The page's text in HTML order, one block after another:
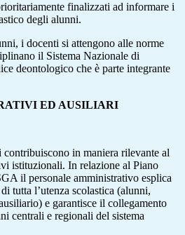
finalizzati ad informare i
degli alunni.
i docenti si attengono alle norme
il Sistema Nazionale di
deontologico che è parte integrante
ED AUSILIARI
in maniera rilevante al
istituzionali. In relazione al Piano
il personale amministrativo esplica
tutta l’utenza scolastica (alunni,
e garantisce il collegamento
centrali e regionali del sistema